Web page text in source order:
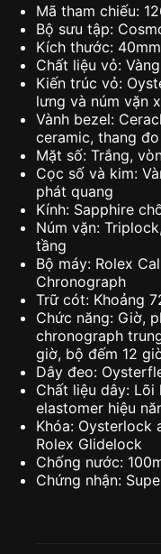
Mã tham chiếu:
Bộ sưu tập:
Kích thước: 40mm
Chất liệu vỏ:
Kiến trúc vỏ:
lưng và núm vặn
Vành bezel:
ceramic, thang
Mặt số: Trắng,
Cọc số và kim:
phát quang
Kính: Sapphire
Núm vặn:
tầng
Bộ máy: Rolex
Chronograph
Trữ cót: Khoảng
Chức năng: Giờ,
chronograph
giờ, bộ đếm 12
Dây đeo:
Chất liệu dây: Lõi
elastomer hiệu
Khóa: Oysterlock
Rolex Glidelock
Chống nước:
Chứng nhận: